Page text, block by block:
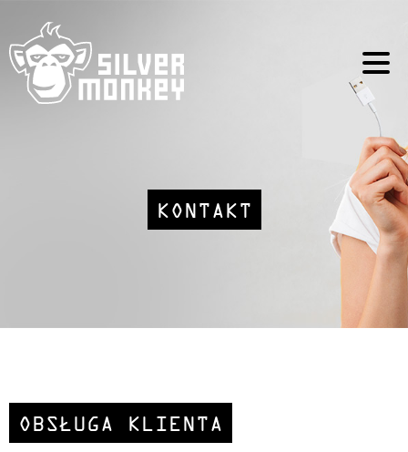
KONTAKT
OBSŁUGA KLIENTA